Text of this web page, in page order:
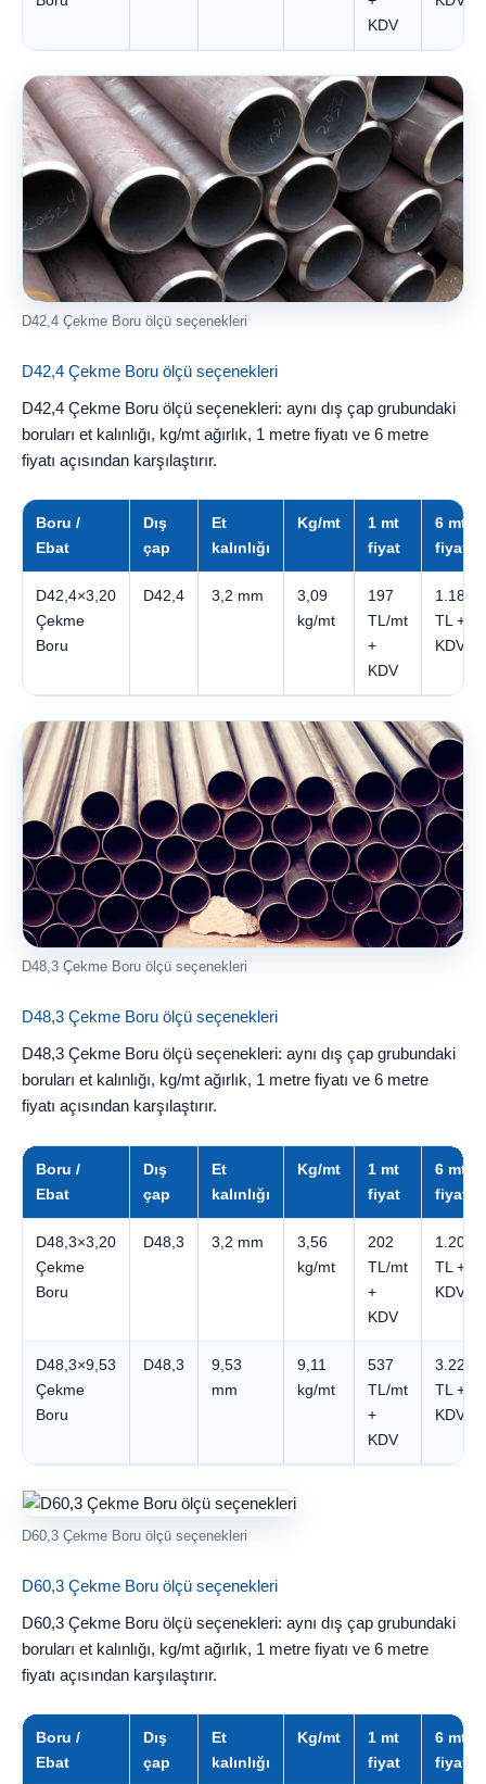
KDV
D42,4 Çekme Boru ölçü seçenekleri
D42,4 Çekme Boru ölçü seçenekleri
D42,4 Çekme Boru ölçü seçenekleri: aynı dış çap grubundaki
boruları et kalınlığı, kg/mt ağırlık, 1 metre fiyatı ve 6 metre
fiyatı açısından karşılaştırır.
Boru /
Ebat
Dış
çap
Et
kalınlığı
Kg/mt
1 mt
fiyat
6 mt
fiyatı
D42,4×3,20
Çekme
Boru
D42,4 3,2 mm
3,09
kg/mt
197
TL/mt
+
KDV
1.182
TL +
KDV
D48,3 Çekme Boru ölçü seçenekleri
D48,3 Çekme Boru ölçü seçenekleri
D48,3 Çekme Boru ölçü seçenekleri: aynı dış çap grubundaki
boruları et kalınlığı, kg/mt ağırlık, 1 metre fiyatı ve 6 metre
fiyatı açısından karşılaştırır.
Boru /
Ebat
Dış
çap
Et
kalınlığı
Kg/mt
1 mt
fiyat
6 mt
fiyatı
D48,3×3,20
Çekme
Boru
D48,3 3,2 mm
3,56
kg/mt
202
TL/mt
+
KDV
1.209
TL +
KDV
D48,3×9,53
Çekme
Boru
D48,3
9,53
mm
9,11
kg/mt
537
TL/mt
+
KDV
3.224
TL +
KDV
D60,3 Çekme Boru ölçü seçenekleri
D60,3 Çekme Boru ölçü seçenekleri
D60,3 Çekme Boru ölçü seçenekleri: aynı dış çap grubundaki
boruları et kalınlığı, kg/mt ağırlık, 1 metre fiyatı ve 6 metre
fiyatı açısından karşılaştırır.
Boru /
Ebat
Dış
çap
Et
kalınlığı
Kg/mt
1 mt
fiyat
6 mt
fiyatı